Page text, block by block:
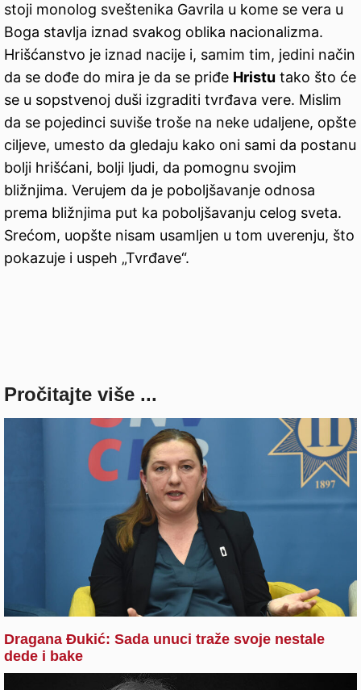
stoji monolog sveštenika Gavrila u kome se vera u
Boga stavlja iznad svakog oblika nacionalizma.
Hrišćanstvo je iznad nacije i, samim tim, jedini način
da se dođe do mira je da se priđe Hristu tako što će
se u sopstvenoj duši izgraditi tvrđava vere. Mislim
da se pojedinci suviše troše na neke udaljene, opšte
ciljeve, umesto da gledaju kako oni sami da postanu
bolji hrišćani, bolji ljudi, da pomognu svojim
bližnjima. Verujem da je poboljšavanje odnosa
prema bližnjima put ka poboljšavanju celog sveta.
Srećom, uopšte nisam usamljen u tom uverenju, što
pokazuje i uspeh „Tvrđave“.
Pročitajte više ...
Dragana Đukić: Sada unuci traže svoje nestale
dede i bake